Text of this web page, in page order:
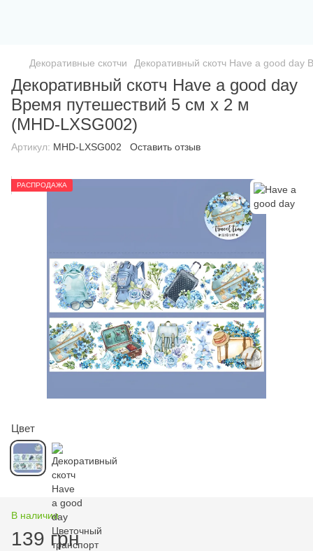
Декоративные скотчи Декоративный скотч Have a good
Декоративный скотч Have a good day
Время путешествий 5 см х 2 м
(MHD-LXSG002)
Артикул: MHD-LXSG002 Оставить отзыв
РАСПРОДАЖА
Цвет
В наличии
139 грн